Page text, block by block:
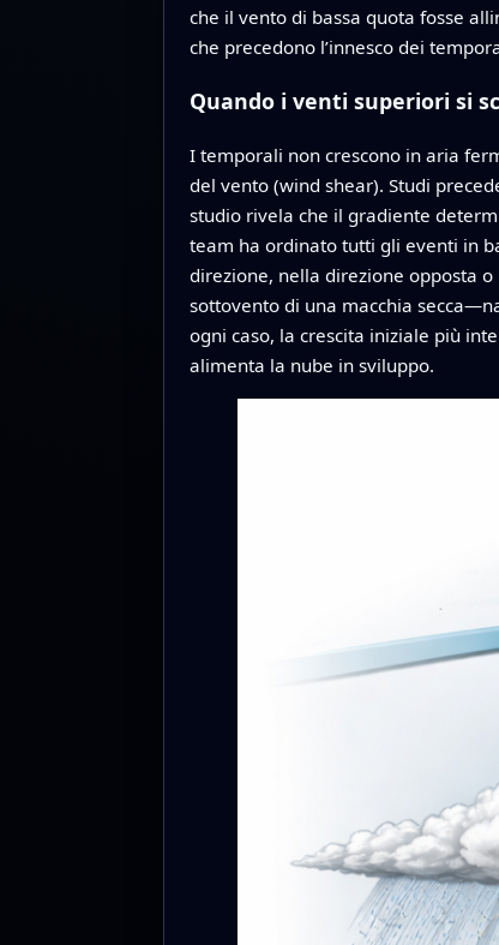
che il vento di bassa quota fosse
che precedono l’innesco dei
Quando i venti superiori si
I temporali non crescono in aria
del vento (wind shear). Studi
studio rivela che il gradiente
team ha ordinato tutti gli eventi in
direzione, nella direzione opposta
sottovento di una macchia
ogni caso, la crescita iniziale più
alimenta la nube in sviluppo.